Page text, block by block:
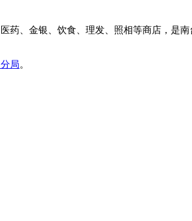
药、金银、饮食、理发、照相等商店，是
局。